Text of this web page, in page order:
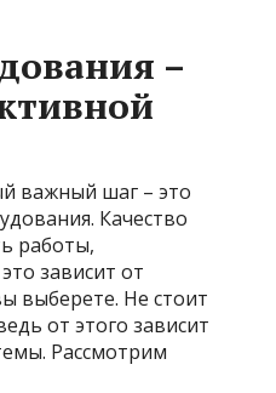
–
важный шаг – это
Качество
работы,
зависит от
выберете. Не стоит
от этого зависит
Рассмотрим